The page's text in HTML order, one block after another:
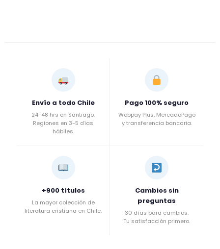
Envío a todo Chile
24-48 hrs en Santiago.
Regiones en 3-5 días
hábiles.
Pago 100% seguro
Webpay Plus, MercadoPago
y transferencia bancaria.
+900 títulos
La mayor colección de
literatura cristiana en Chile.
Cambios sin
preguntas
30 días para cambios.
Tu satisfacción primero.